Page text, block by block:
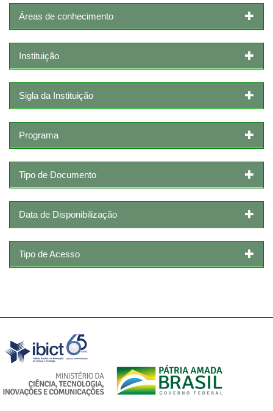
Áreas de conhecimento
Instituição
Sigla da Instituição
Programa
Tipo de Documento
Data de Disponibilização
Tipo de Acesso